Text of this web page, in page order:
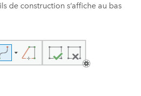
de construction s’affiche au bas